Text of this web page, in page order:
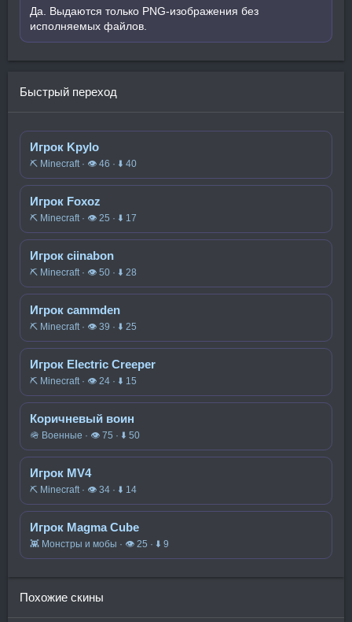
Да. Выдаются только PNG-изображения без
исполняемых файлов.
Быстрый переход
Игрок Kpylo
⛏️ Minecraft · 👁 46 · ⬇ 40
Игрок Foxoz
⛏️ Minecraft · 👁 25 · ⬇ 17
Игрок ciinabon
⛏️ Minecraft · 👁 50 · ⬇ 28
Игрок cammden
⛏️ Minecraft · 👁 39 · ⬇ 25
Игрок Electric Creeper
⛏️ Minecraft · 👁 24 · ⬇ 15
Коричневый воин
🪖 Военные · 👁 75 · ⬇ 50
Игрок MV4
⛏️ Minecraft · 👁 34 · ⬇ 14
Игрок Magma Cube
👾 Монстры и мобы · 👁 25 · ⬇ 9
Похожие скины